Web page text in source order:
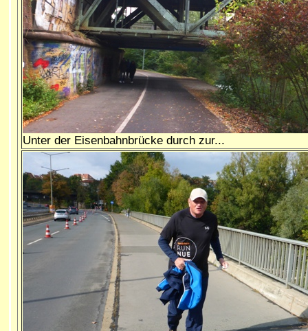
Unter der Eisenbahnbrücke durch zur...